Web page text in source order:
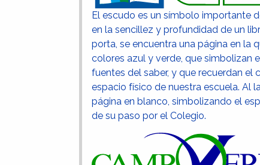
El escudo es un símbolo importante
en la sencillez y profundidad de un
porta, se encuentra una página en la
colores azul y verde, que simbolizan
fuentes del saber, y que recuerdan
espacio físico de nuestra escuela. Al
página en blanco, simbolizando el
de su paso por el Colegio.